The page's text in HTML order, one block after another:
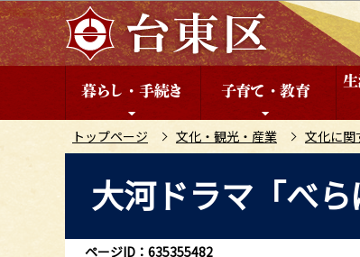
こ
の
ペ
トップページ 文化・観光・産業 文化に関
こ
大河ドラマ「べ
ページID：635355482